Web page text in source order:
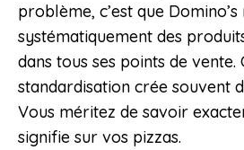
problème, c’est que
systématiquement des
dans tous ses points de vente.
standardisation crée souvent
Vous méritez de savoir
signifie sur vos pizzas.